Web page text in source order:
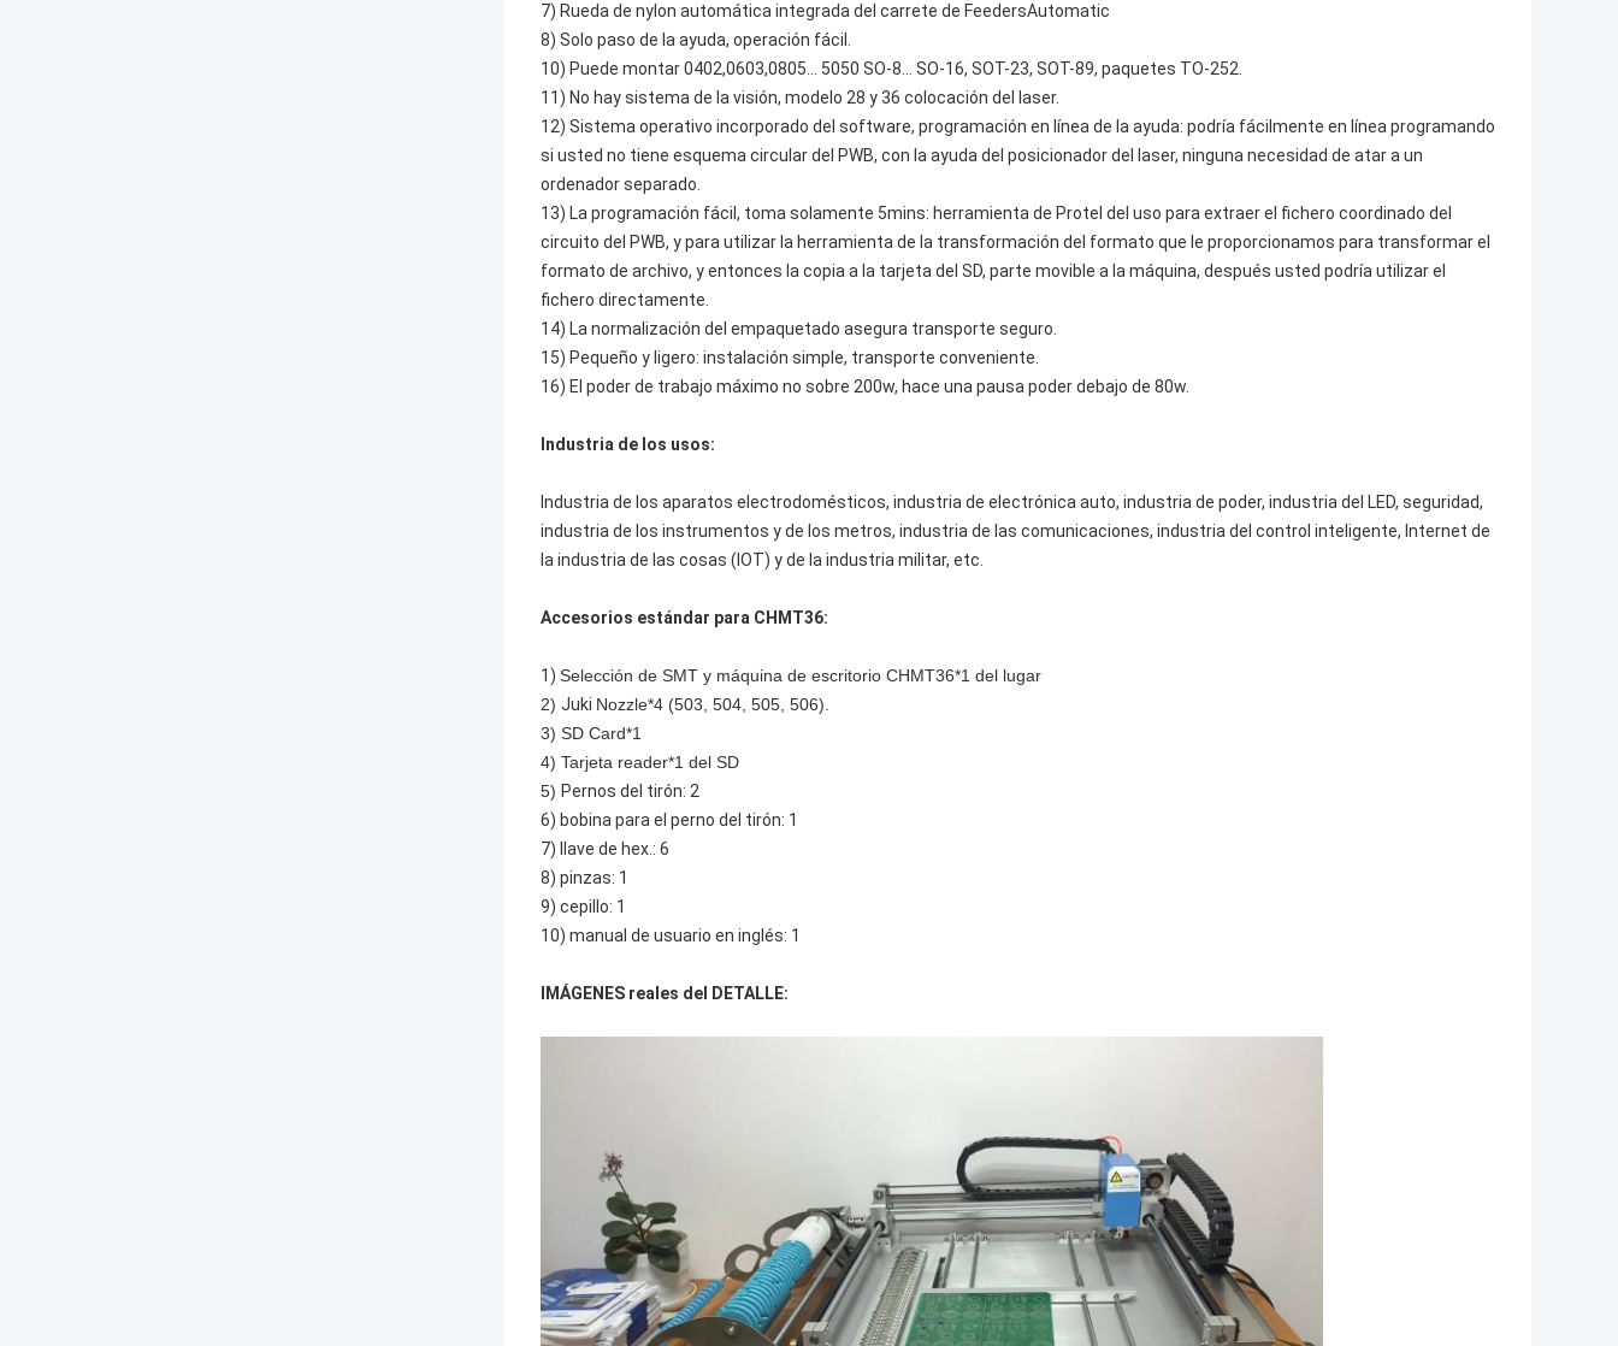
7) Rueda de nylon automática integrada del carrete de FeedersAutomatic
8) Solo paso de la ayuda, operación fácil.
10) Puede montar 0402,0603,0805… 5050 SO-8… SO-16, SOT-23, SOT-89, paquetes TO-252.
11) No hay sistema de la visión, modelo 28 y 36 colocación del laser.
12) Sistema operativo incorporado del software, programación en línea de la ayuda: podría fácilmente en línea programando
si usted no tiene esquema circular del PWB, con la ayuda del posicionador del laser, ninguna necesidad de atar a un
ordenador separado.
13) La programación fácil, toma solamente 5mins: herramienta de Protel del uso para extraer el fichero coordinado del
circuito del PWB, y para utilizar la herramienta de la transformación del formato que le proporcionamos para transformar el
formato de archivo, y entonces la copia a la tarjeta del SD, parte movible a la máquina, después usted podría utilizar el
fichero directamente.
14) La normalización del empaquetado asegura transporte seguro.
15) Pequeño y ligero: instalación simple, transporte conveniente.
16) El poder de trabajo máximo no sobre 200w, hace una pausa poder debajo de 80w.
Industria de los usos:
Industria de los aparatos electrodomésticos, industria de electrónica auto, industria de poder, industria del LED, seguridad,
industria de los instrumentos y de los metros, industria de las comunicaciones, industria del control inteligente, Internet de
la industria de las cosas (IOT) y de la industria militar, etc.
Accesorios estándar para CHMT36:
1) Selección de SMT y máquina de escritorio CHMT36*1 del lugar
2) Juki Nozzle*4 (503, 504, 505, 506).
3) SD Card*1
4) Tarjeta reader*1 del SD
5) Pernos del tirón: 2
6) bobina para el perno del tirón: 1
7) llave de hex.: 6
8) pinzas: 1
9) cepillo: 1
10) manual de usuario en inglés: 1
IMÁGENES reales del DETALLE: